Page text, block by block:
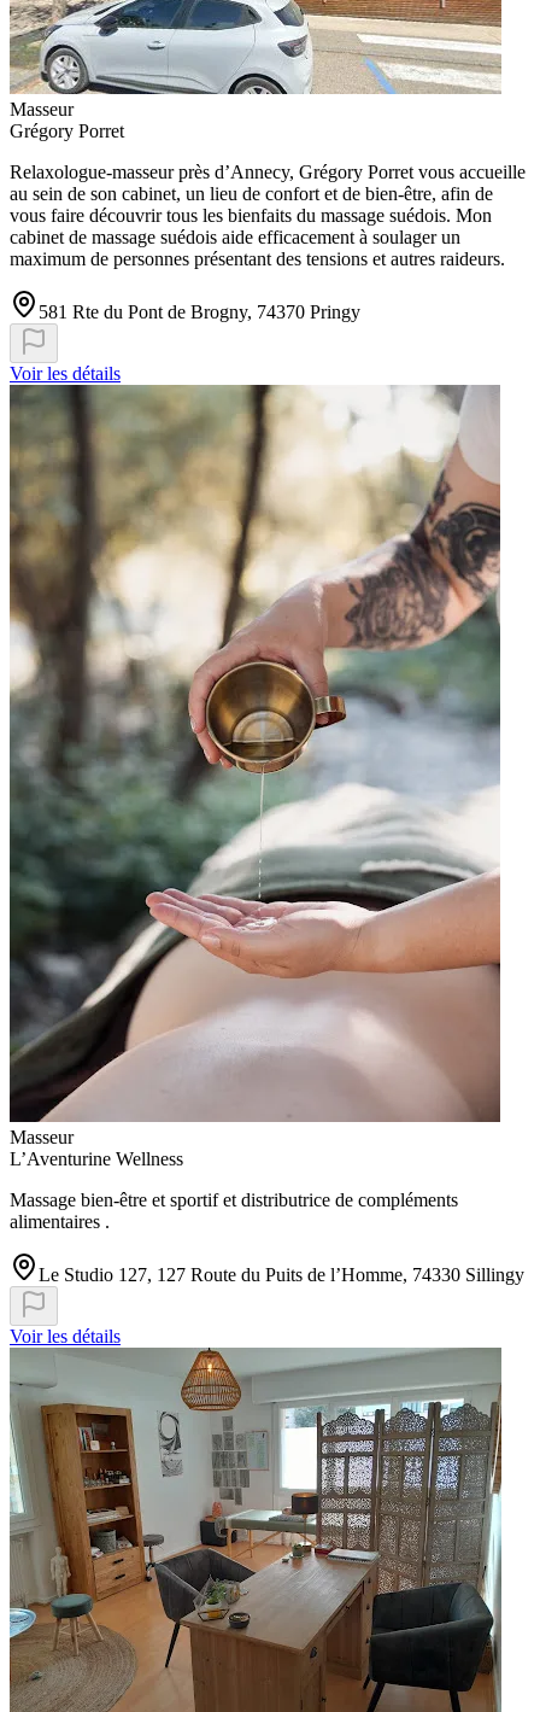
Masseur
Grégory Porret
Relaxologue-masseur près d’Annecy, Grégory Porret vous accueille
au sein de son cabinet, un lieu de confort et de bien-être, afin de
vous faire découvrir tous les bienfaits du massage suédois. Mon
cabinet de massage suédois aide efficacement à soulager un
maximum de personnes présentant des tensions et autres raideurs.
581 Rte du Pont de Brogny, 74370 Pringy
Voir les détails
Masseur
L’Aventurine Wellness
Massage bien-être et sportif et distributrice de compléments
alimentaires .
Le Studio 127, 127 Route du Puits de l’Homme, 74330 Sillingy
Voir les détails